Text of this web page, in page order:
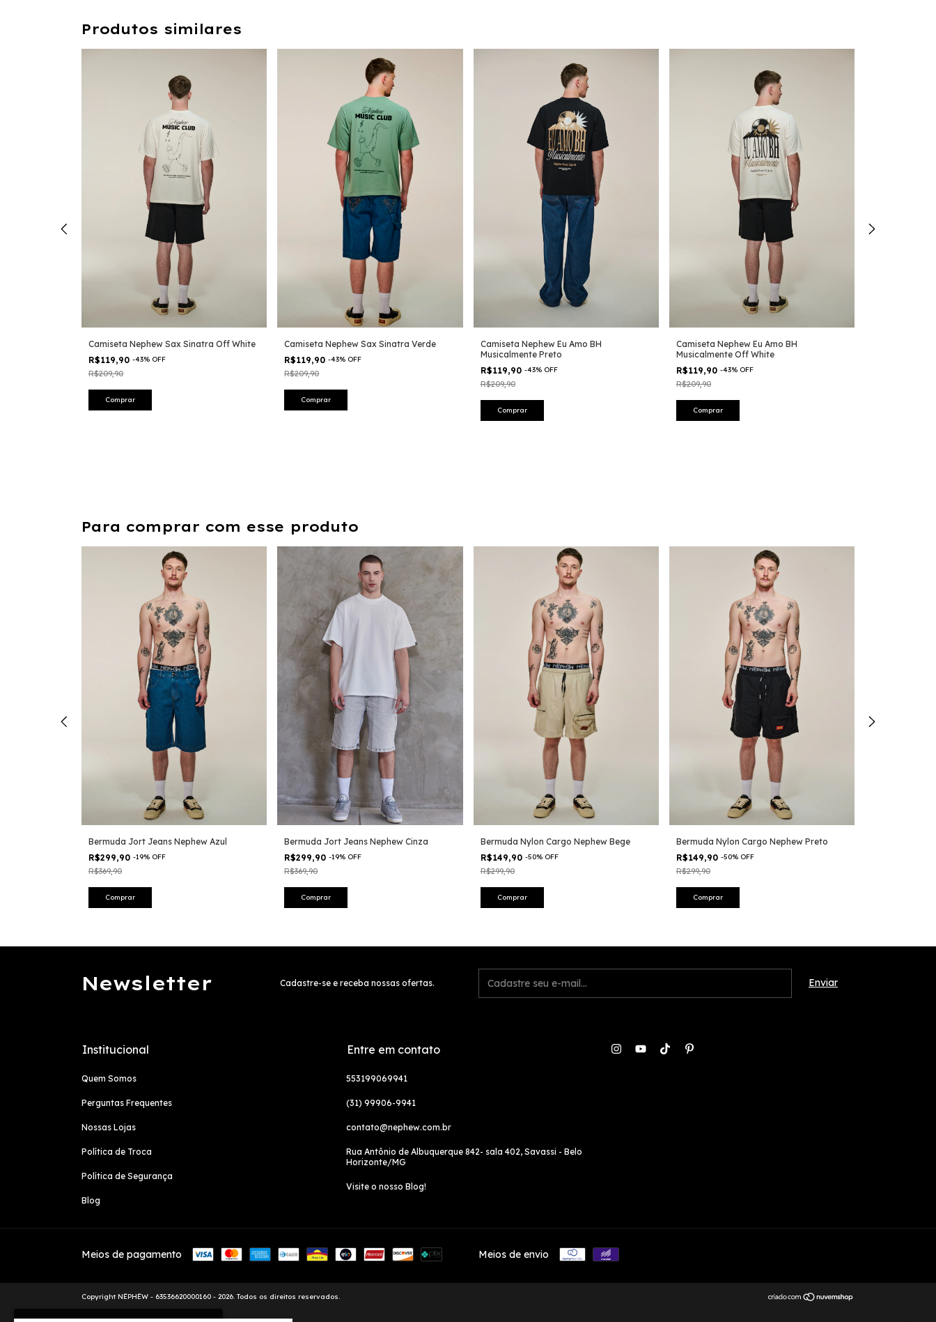
Produtos similares
Camiseta Nephew Sax Sinatra Off White
R$119,90 -43% OFF
R$209,90
Comprar
Camiseta Nephew Sax Sinatra Verde
R$119,90-43% OFF
R$209,90
Comprar
Camiseta Nephew Eu Amo BH
Musicalmente Preto
R$119,90 -43% OFF
R$209,90
Comprar
Camiseta Nephew Eu Amo BH
Musicalmente Off White
R$119,90 -43% OFF
R$209,90
Comprar
Para comprar com esse produto
Bermuda Jort Jeans Nephew Azul
R$299,90 -19% OFF
R$369,90
Comprar
Bermuda Jort Jeans Nephew Cinza
R$299,90-19% OFF
R$369,90
Comprar
Bermuda Nylon Cargo Nephew Bege
R$149,90 -50% OFF
R$299,90
Comprar
Bermuda Nylon Cargo Nephew Preto
R$149,90 -50% OFF
R$299,90
Comprar
Newsletter Cadastre-se e receba nossas ofertas.
Institucional
Quem Somos
Perguntas Frequentes
Nossas Lojas
Política de Troca
Política de Segurança
Blog
Entre em contato
553199069941
(31) 99906-9941
contato@nephew.com.br
Rua Antônio de Albuquerque 842- sala 402, Savassi - Belo
Horizonte/MG
Visite o nosso Blog!
Meios de pagamento Meios de envio
Copyright NËPHËW - 63536620000160 - 2026. Todos os direitos reservados.